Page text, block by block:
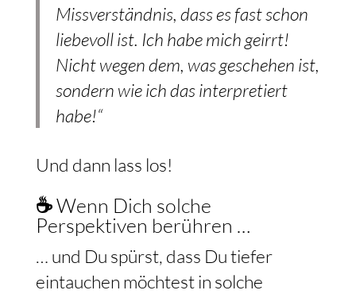
Missverständnis, dass es fast schon
liebevoll ist. Ich habe mich geirrt!
Nicht wegen dem, was geschehen ist,
sondern wie ich das interpretiert
habe!“
Und dann lass los!
☕Wenn Dich solche
Perspektiven berühren …
… und Du spürst, dass Du tiefer
eintauchen möchtest in solche